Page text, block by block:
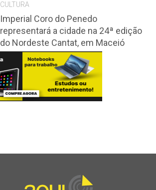
CULTURA
Imperial Coro do Penedo
representará a cidade na 24ª edição
do Nordeste Cantat, em Maceió